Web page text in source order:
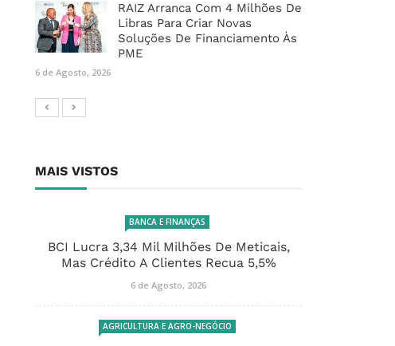
RAIZ Arranca Com 4 Milhões De
Libras Para Criar Novas
Soluções De Financiamento Às
PME
6 de Agosto, 2026
MAIS VISTOS
BANCA E FINANÇAS
BCI Lucra 3,34 Mil Milhões De Meticais,
Mas Crédito A Clientes Recua 5,5%
6 de Agosto, 2026
AGRICULTURA E AGRO-NEGÓCIO